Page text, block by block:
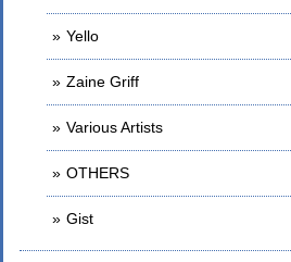
Yello
Zaine Griff
Various Artists
OTHERS
Gist